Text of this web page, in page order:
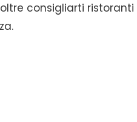
consigliarti